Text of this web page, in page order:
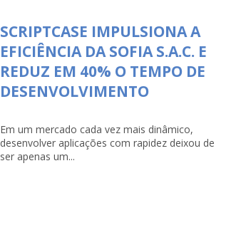
SCRIPTCASE IMPULSIONA A
EFICIÊNCIA DA SOFIA S.A.C. E
REDUZ EM 40% O TEMPO DE
DESENVOLVIMENTO
Em um mercado cada vez mais dinâmico,
desenvolver aplicações com rapidez deixou de
ser apenas um...